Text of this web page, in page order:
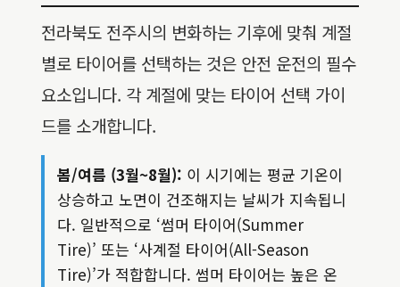
전라북도 전주시의 변화하는 기후에 맞춰 계절
별로 타이어를 선택하는 것은 안전 운전의 필수
요소입니다. 각 계절에 맞는 타이어 선택 가이
드를 소개합니다.
봄/여름 (3월~8월): 이 시기에는 평균 기온이
상승하고 노면이 건조해지는 날씨가 지속됩니
다. 일반적으로 ‘썸머 타이어(Summer
Tire)’ 또는 ‘사계절 타이어(All-Season
Tire)’가 적합합니다. 썸머 타이어는 높은 온